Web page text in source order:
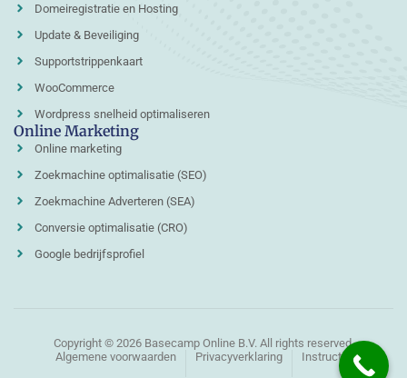
Domeiregistratie en Hosting
Update & Beveiliging
Supportstrippenkaart
WooCommerce
Wordpress snelheid optimaliseren
Online Marketing
Online marketing
Zoekmachine optimalisatie (SEO)
Zoekmachine Adverteren (SEA)
Conversie optimalisatie (CRO)
Google bedrijfsprofiel
Copyright © 2026 Basecamp Online B.V. All rights reserved.
Algemene voorwaarden
Privacyverklaring Instructie